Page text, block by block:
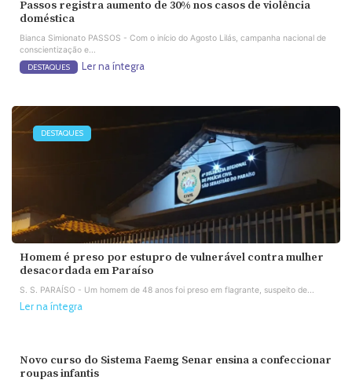
Passos registra aumento de 30% nos casos de violência
doméstica
Bianca Simionato PASSOS - Com o início do Agosto Lilás, campanha nacional de
conscientização e...
DESTAQUES Ler na íntegra
DESTAQUES
Homem é preso por estupro de vulnerável contra mulher
desacordada em Paraíso
S. S. PARAÍSO - Um homem de 48 anos foi preso em flagrante, suspeito de...
Ler na íntegra
Novo curso do Sistema Faemg Senar ensina a confeccionar
roupas infantis